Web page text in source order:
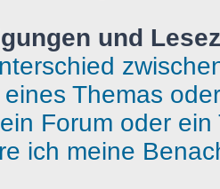
und
Themas
Forum oder
ich meine